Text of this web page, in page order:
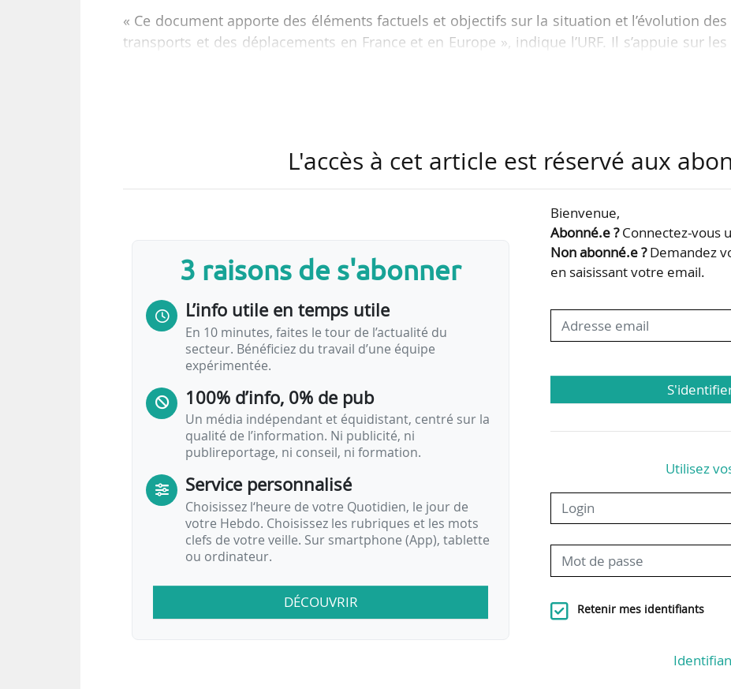
« Ce document apporte des éléments factuels et objectifs sur la situation et l’évolution des
transports et des déplacements en France et en Europe », indique l’URF. Il s’appuie sur les
sécurité routière, véhicules, énergie & environnement, intermodalité et économie des
…
L'accès à cet article est réservé aux
3 raisons de s'abonner
L’info utile en temps utile
En 10 minutes, faites le tour de l’actualité du
secteur. Bénéficiez du travail d’une équipe
expérimentée.
100% d’info, 0% de pub
Un média indépendant et équidistant, centré sur la
qualité de l’information. Ni publicité, ni
publireportage, ni conseil, ni formation.
Service personnalisé
Choisissez l‘heure de votre Quotidien, le jour de
votre Hebdo. Choisissez les rubriques et les mots
clefs de votre veille. Sur smartphone (App), tablette
ou ordinateur.
DÉCOUVRIR
Bienvenue,
Abonné.e ?Connectez-vous
Non abonné.e ?Demandez
en saisissant votre email.
Utilisez
Retenir mes identifiants